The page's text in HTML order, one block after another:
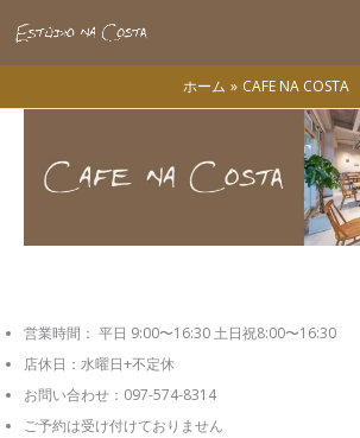
容
ス
ホーム CAFE NA COSTA
営業時間： 平日 9:00〜16:30 土日祝8:00〜16:30
店休日：水曜日+不定休
お問い合わせ：097-574-8314
ご予約は受け付けておりません